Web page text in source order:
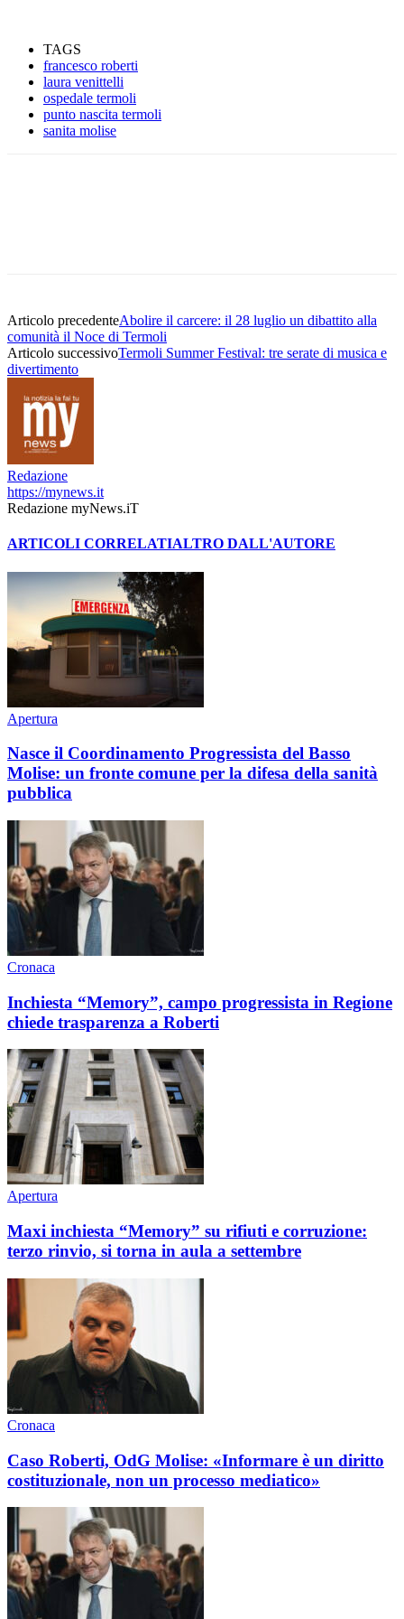
TAGS
francesco roberti
laura venittelli
ospedale termoli
punto nascita termoli
sanita molise
Articolo precedenteAbolire il carcere: il 28 luglio un dibattito alla
comunità il Noce di Termoli
Articolo successivoTermoli Summer Festival: tre serate di musica e
divertimento
Redazione
https://mynews.it
Redazione myNews.iT
ARTICOLI CORRELATIALTRO DALL'AUTORE
Apertura
Nasce il Coordinamento Progressista del Basso
Molise: un fronte comune per la difesa della sanità
pubblica
Cronaca
Inchiesta “Memory”, campo progressista in Regione
chiede trasparenza a Roberti
Apertura
Maxi inchiesta “Memory” su rifiuti e corruzione:
terzo rinvio, si torna in aula a settembre
Cronaca
Caso Roberti, OdG Molise: «Informare è un diritto
costituzionale, non un processo mediatico»